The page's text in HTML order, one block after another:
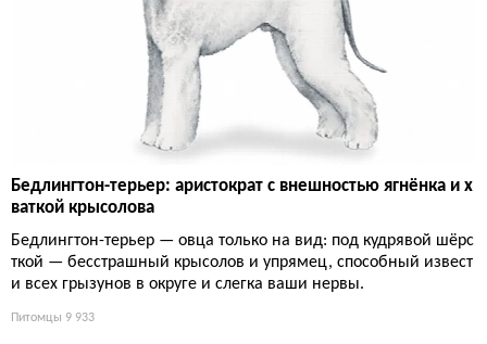
Бедлингтон-терьер: аристократ с внешностью ягнёнка и х
ваткой крысолова
Бедлингтон-терьер — овца только на вид: под кудрявой шёрс
ткой — бесстрашный крысолов и упрямец, способный извест
и всех грызунов в округе и слегка ваши нервы.
Питомцы 9 933